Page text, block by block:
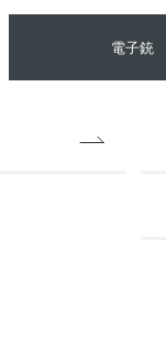
電子銃